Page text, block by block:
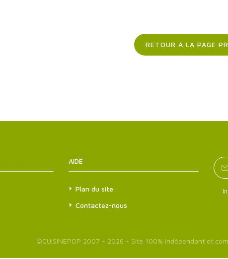
RETOUR À LA PAGE
AIDE
Plan du site
Contactez-nous
©CUISINEPOP 2007 - 2026 - Site 100% indépendant et